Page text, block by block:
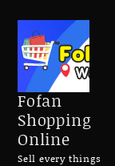
Fofan
Shopping
Online
Sell every things